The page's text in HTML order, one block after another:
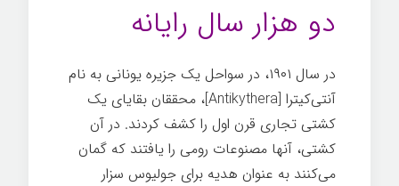
دو هزار سال رایانه
در سال ۱۹۰۱، در سواحل یک جزیره یونانی به نام
آنتی‌کیترا [Antikythera]، محققان بقایای یک
کشتی تجاری قرن اول را کشف کردند. در آن
کشتی، آنها مصنوعات رومی را یافتند که گمان
می‌کنند به عنوان هدیه برای جولیوس سزار